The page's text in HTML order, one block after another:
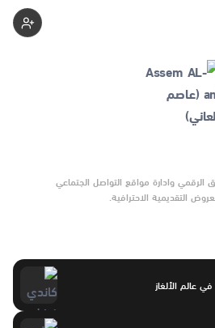
وادارة مواقع التواصل الجتماعي
التقديمية الاحترافية.
عالم الألغاز